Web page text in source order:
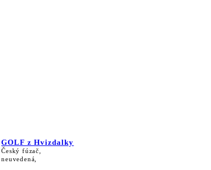
GOLF z Hvizdalky
Český fúzač,
neuvedená,